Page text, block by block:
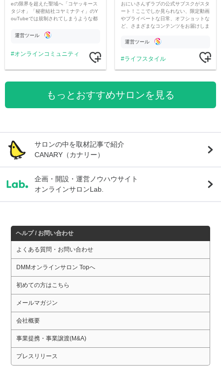
eの限界を超えた聖域へ「コヤッキース
タジオ」「秘密結社コヤミナティ」のY
ouTubeでは規制されてしまうような都
公開。
運営ツール
オンラインコミュニティ
おにいさんずラブの公式サブスクがスタ
ート！ここでしか見られない、限定動画
やプライベートな日常、オフショットな
ど、さまざまなコンテンツをお届けしま
運営ツール
ライフスタイル
もっとおすすめサロンを見る
サロンの中を取材記事で紹介
CANARY（カナリー）
企画・開設・運営ノウハウサイト
オンラインサロンLab.
ヘルプ / お問い合わせ
よくある質問・お問い合わせ
DMMオンラインサロン Topへ
初めての方はこちら
メールマガジン
会社概要
事業提携・事業譲渡(M&A)
プレスリリース